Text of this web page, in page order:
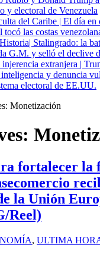
y electoral de Venezuela
del Caribe | El día en
las costas
Stalingrado: la
G.M. y selló el declive
injerencia extranjera |
y denuncia
electoral de EE.UU.
Monetización
fortalecer la
la Unión
Reel)
, ULTIMA